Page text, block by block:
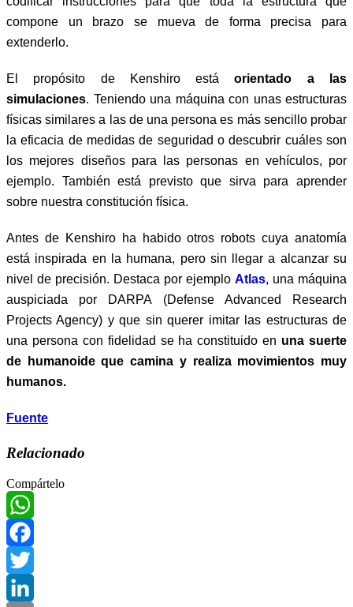
compone un brazo se mueva de forma precisa para
extenderlo.
El propósito de Kenshiro estáorientado a las
simulaciones. Teniendo una máquina con unas estructuras
físicas similares a las de una persona es más sencillo probar
la eficacia de medidas de seguridad o descubrir cuáles son
los mejores diseños para las personas en vehículos, por
ejemplo. También está previsto que sirva para aprender
sobre nuestra constitución física.
Antes de Kenshiro ha habido otros robots cuya anatomía
está inspirada en la humana, pero sin llegar a alcanzar su
nivel de precisión. Destaca por ejemplo Atlas, una máquina
auspiciada por DARPA (Defense Advanced Research
Projects Agency) y que sin querer imitar las estructuras de
una persona con fidelidad se ha constituido en una suerte
de humanoide que camina y realiza movimientos muy
humanos.
Fuente
Relacionado
Compártelo
WhatsApp
Facebook
Twitter